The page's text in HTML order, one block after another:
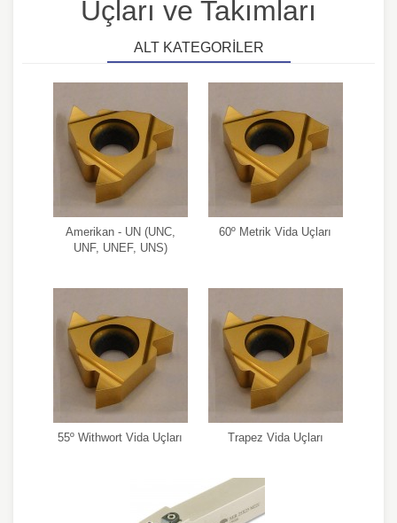
Uçları ve Takımları
ALT KATEGORILER
Amerikan - UN (UNC,
UNF, UNEF, UNS)
60º Metrik Vida Uçları
55º Withwort Vida Uçları Trapez Vida Uçları